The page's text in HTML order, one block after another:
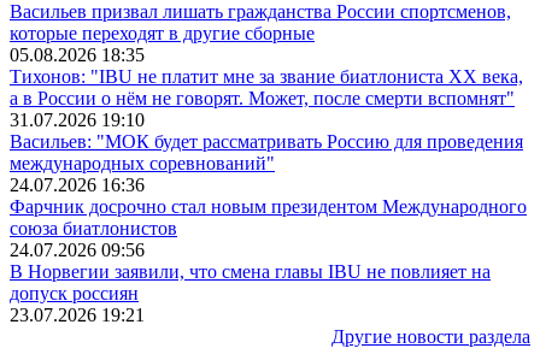
Васильев призвал лишать гражданства России спортсменов,
которые переходят в другие сборные
05.08.2026 18:35
Тихонов: "IBU не платит мне за звание биатлониста XX века,
а в России о нём не говорят. Может, после смерти вспомнят"
31.07.2026 19:10
Васильев: "МОК будет рассматривать Россию для проведения
международных соревнований"
24.07.2026 16:36
Фарчник досрочно стал новым президентом Международного
союза биатлонистов
24.07.2026 09:56
В Норвегии заявили, что смена главы IBU не повлияет на
допуск россиян
23.07.2026 19:21
Другие новости раздела